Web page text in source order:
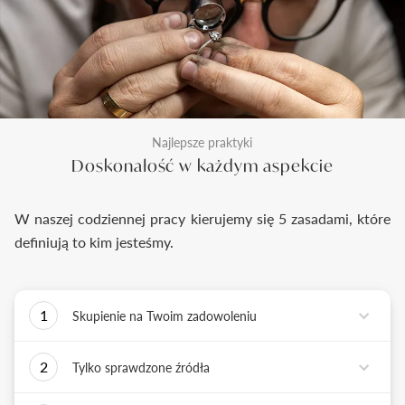
Najlepsze praktyki
Doskonałość w każdym aspekcie
W naszej codziennej pracy kierujemy się 5 zasadami, które
definiują to kim jesteśmy.
1
Skupienie na Twoim zadowoleniu
zadanie - dostarczyć Ci biżuterię i doświadczenie,
2
Tylko sprawdzone źródła